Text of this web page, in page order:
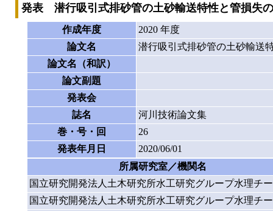
発表 潜行吸引式排砂管の土砂輸送特性と管損失
作成年度
2020 年度
論文名
潜行吸引式排砂管の土砂輸送
論文名（和訳）
論文副題
発表会
誌名
河川技術論文集
巻・号・回
26
発表年月日
2020/06/01
所属研究室／機関名
国立研究開発法人土木研究所水工研究グループ水理チ
国立研究開発法人土木研究所水工研究グループ水理チ